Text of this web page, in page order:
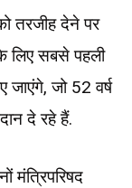
तरजीह देने पर
के लिए सबसे पहली
जाएंगे, जो 52 वर्ष
दे रहे हैं.
मंत्रिपरिषद